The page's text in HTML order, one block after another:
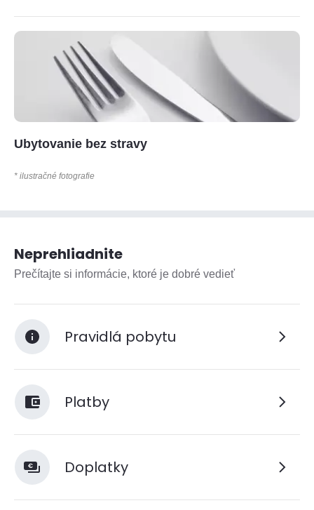
Ubytovanie bez stravy
* ilustračné fotografie
Neprehliadnite
Prečítajte si informácie, ktoré je dobré vedieť
Pravidlá pobytu
Platby
Doplatky